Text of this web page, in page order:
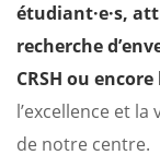
étudiant·e·s,
recherche
CRSH ou encore
l’excellence et
de notre centre.